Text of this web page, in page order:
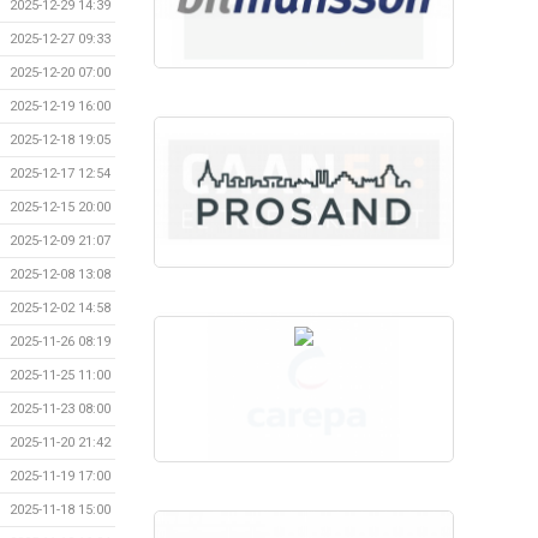
2025-12-29 14:39
2025-12-27 09:33
2025-12-20 07:00
2025-12-19 16:00
2025-12-18 19:05
2025-12-17 12:54
2025-12-15 20:00
2025-12-09 21:07
2025-12-08 13:08
2025-12-02 14:58
2025-11-26 08:19
2025-11-25 11:00
2025-11-23 08:00
2025-11-20 21:42
2025-11-19 17:00
2025-11-18 15:00